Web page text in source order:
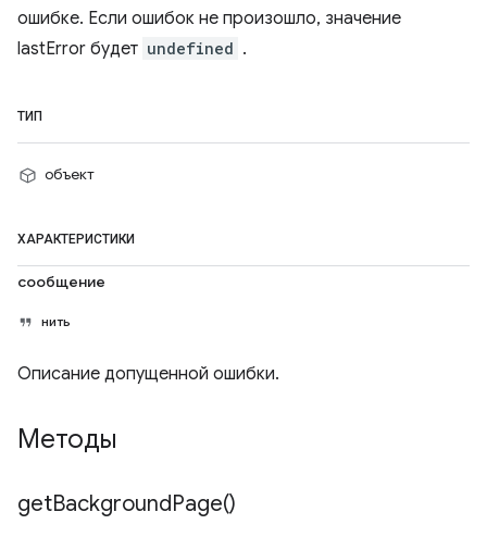
ошибке. Если ошибок не произошло, значение
lastError будет undefined .
ТИП
объект
ХАРАКТЕРИСТИКИ
сообщение
нить
Описание допущенной ошибки.
Методы
getBackgroundPage()